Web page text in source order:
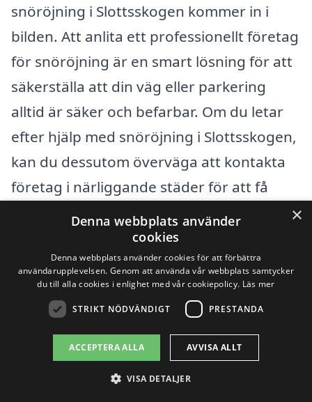
snöröjning i Slottsskogen kommer in i
bilden. Att anlita ett professionellt företag
för snöröjning är en smart lösning för att
säkerställa att din väg eller parkering
alltid är säker och befarbar. Om du letar
efter hjälp med snöröjning i Slottsskogen,
kan du dessutom överväga att kontakta
företag i närliggande städer för att få
bästa möjliga erbjudande.
Det finns flera städer i närheten av
Slottsskogen där du kan hitta kompetenta
företag som erbjuder snöröjning. Här är
några av dessa städer:
×
Denna webbplats använder
cookies
Denna webbplats använder cookies för att förbättra
användarupplevelsen. Genom att använda vår webbplats samtycker
du till alla cookies i enlighet med vår cookiepolicy. Läs mer
STRIKT NÖDVÄNDIGT PRESTANDA
ACCEPTERA ALLA AVVISA ALLT
VISA DETALJER